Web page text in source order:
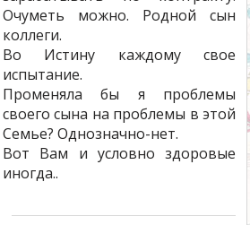
Очуметь можно. Родной сын
коллеги.
Во Истину каждому свое
испытание.
Променяла бы я проблемы
своего сына на проблемы в этой
Семье? Однозначно-нет.
Вот Вам и условно здоровые
иногда..